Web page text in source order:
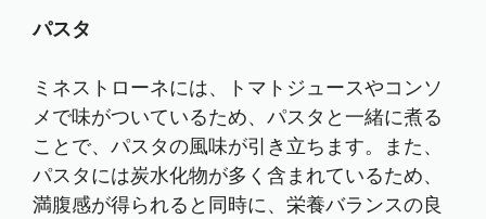
パスタ
ミネストローネには、トマトジュースやコンソ
メで味がついているため、パスタと一緒に煮る
ことで、パスタの風味が引き立ちます。また、
パスタには炭水化物が多く含まれているため、
満腹感が得られると同時に、栄養バランスの良